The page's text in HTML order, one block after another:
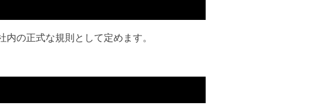
の正式な規則として定めます。